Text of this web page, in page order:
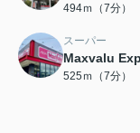
494ｍ（7分）
スーパー
Maxvalu
525ｍ（7分）